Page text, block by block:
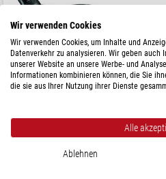
Unser Preis:
$
Wir verwenden Cookies
Wir verwenden Cookies, um Inhalte und
Datenverkehr zu analysieren. Wir geben auch
unserer Website an unsere Werbe- und
Informationen kombinieren können, die Sie
die sie aus Ihrer Nutzung ihrer Dienste
Alle
Ablehnen